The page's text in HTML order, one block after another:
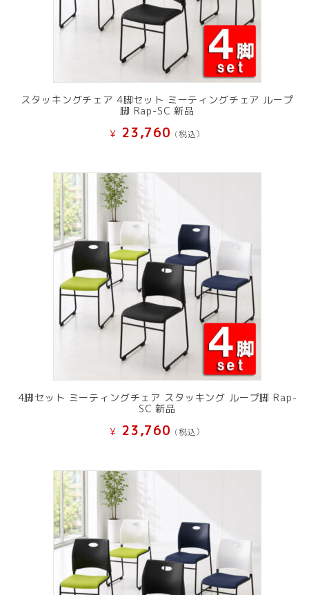
スタッキングチェア 4脚セット ミーティングチェア ループ
脚 Rap-SC 新品
¥ 23,760 (税込）
4脚セット ミーティングチェア スタッキング ループ脚 Rap-
SC 新品
¥ 23,760 (税込）